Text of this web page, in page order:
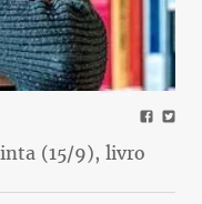
(15/9), livro